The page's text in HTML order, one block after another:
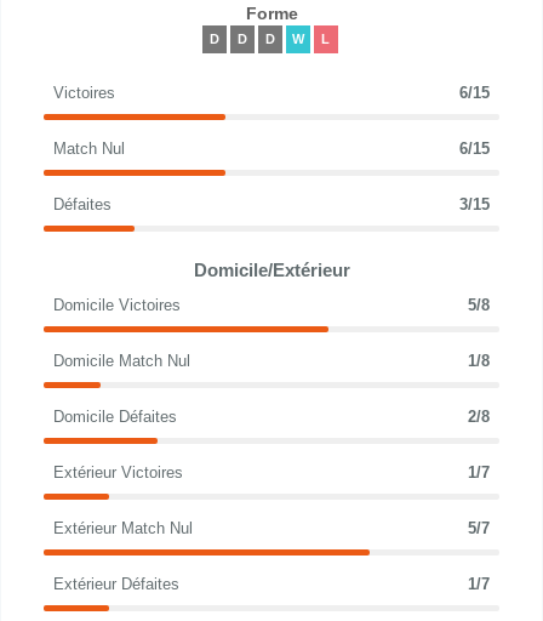
Forme
D D D W L
Victoires 6/15
Match Nul 6/15
Défaites 3/15
Domicile/Extérieur
Domicile Victoires 5/8
Domicile Match Nul 1/8
Domicile Défaites 2/8
Extérieur Victoires 1/7
Extérieur Match Nul 5/7
Extérieur Défaites 1/7